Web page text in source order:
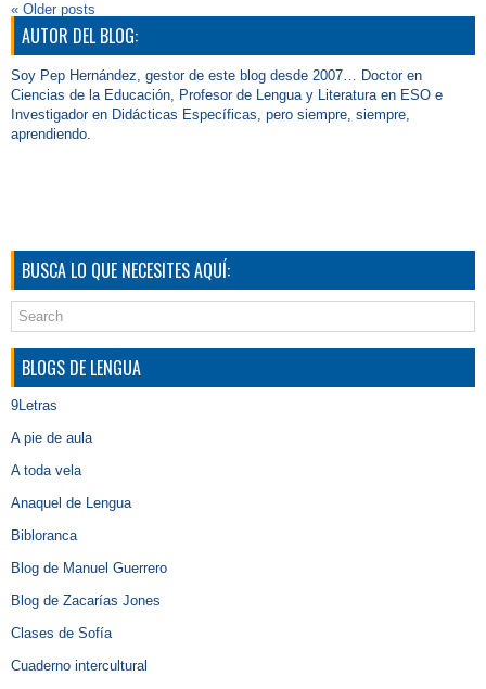
« Older posts
AUTOR DEL BLOG:
Soy Pep Hernández, gestor de este blog desde 2007… Doctor en
Ciencias de la Educación, Profesor de Lengua y Literatura en ESO e
Investigador en Didácticas Específicas, pero siempre, siempre,
aprendiendo.
BUSCA LO QUE NECESITES AQUÍ:
BLOGS DE LENGUA
9Letras
A pie de aula
A toda vela
Anaquel de Lengua
Bibloranca
Blog de Manuel Guerrero
Blog de Zacarías Jones
Clases de Sofía
Cuaderno intercultural